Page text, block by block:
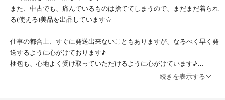
また、中古でも、痛んでいるものは捨ててしまうので、まだまだ着られ
る(使える)美品を出品しています☆
仕事の都合上、すぐに発送出来ないこともありますが、なるべく早く発
送するように心がけております♪
梱包も、心地よく受け取っていただけるように心がけています♪
すぐにお送りできない時はあらかじめお伝えいたします！続きを表示する